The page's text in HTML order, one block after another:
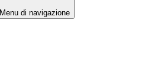
Menu di navigazione